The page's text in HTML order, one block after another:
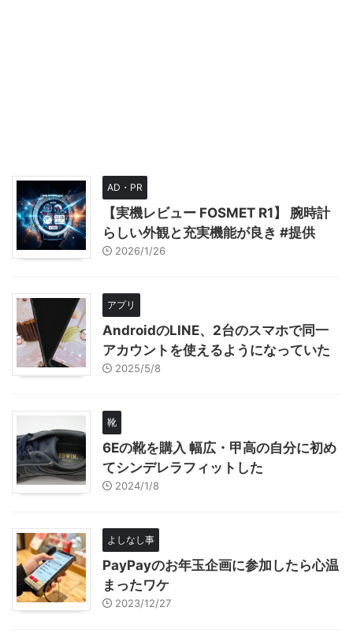
AD・PR
【実機レビュー FOSMET R1】 腕時計
らしい外観と充実機能が良き #提供
2026/1/26
アプリ
AndroidのLINE、2台のスマホで同一
アカウントを使えるようになっていた
2025/5/8
靴
6Eの靴を購入 幅広・甲高の自分に初め
てシンデレラフィットした
2024/1/8
よしなし事
PayPayのお年玉企画に参加したら心温
まったワケ
2023/12/27